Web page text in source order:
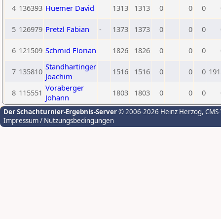
4 136393 Huemer David 1313 1313 0 0 0
5 126979 Pretzl Fabian - 1373 1373 0 0 0
6 121509 Schmid Florian 1826 1826 0 0 0
7 135810 Standhartinger
Joachim
1516 1516 0 0 0
8 115551 Voraberger
Johann
1803 1803 0 0 0
Der Schachturnier-Ergebnis-Server© 2006-2026 Heinz Herzog,
Impressum / Nutzungsbedingungen